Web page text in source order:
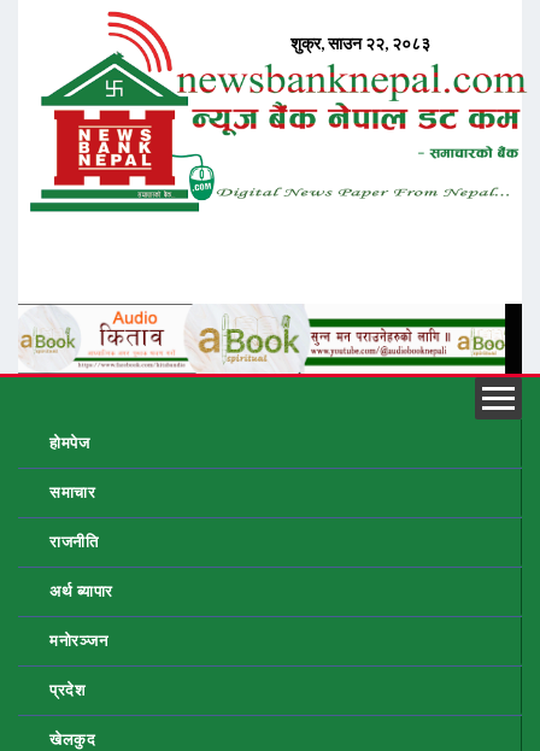
होमपेज
समाचार
राजनीति
अर्थ ब्यापार
मनोरञ्जन
प्रदेश
खेलकुद